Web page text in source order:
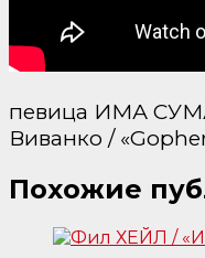
певица ИМА
Виванко /
Похожие